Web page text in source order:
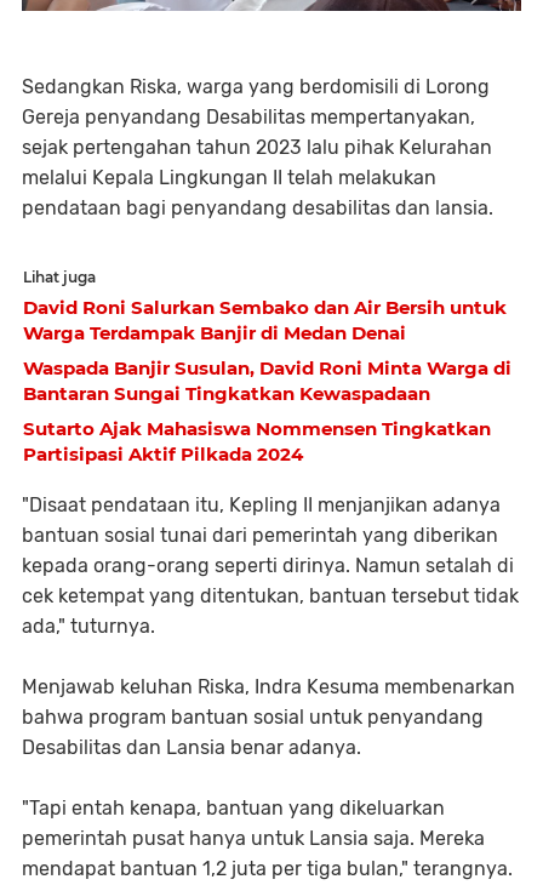
Sedangkan Riska, warga yang berdomisili di Lorong
Gereja penyandang Desabilitas mempertanyakan,
sejak pertengahan tahun 2023 lalu pihak Kelurahan
melalui Kepala Lingkungan II telah melakukan
pendataan bagi penyandang desabilitas dan lansia.
Lihat juga
David Roni Salurkan Sembako dan Air Bersih untuk
Warga Terdampak Banjir di Medan Denai
Waspada Banjir Susulan, David Roni Minta Warga di
Bantaran Sungai Tingkatkan Kewaspadaan
Sutarto Ajak Mahasiswa Nommensen Tingkatkan
Partisipasi Aktif Pilkada 2024
"Disaat pendataan itu, Kepling II menjanjikan adanya
bantuan sosial tunai dari pemerintah yang diberikan
kepada orang-orang seperti dirinya. Namun setalah di
cek ketempat yang ditentukan, bantuan tersebut tidak
ada," tuturnya.
Menjawab keluhan Riska, Indra Kesuma membenarkan
bahwa program bantuan sosial untuk penyandang
Desabilitas dan Lansia benar adanya.
"Tapi entah kenapa, bantuan yang dikeluarkan
pemerintah pusat hanya untuk Lansia saja. Mereka
mendapat bantuan 1,2 juta per tiga bulan," terangnya.